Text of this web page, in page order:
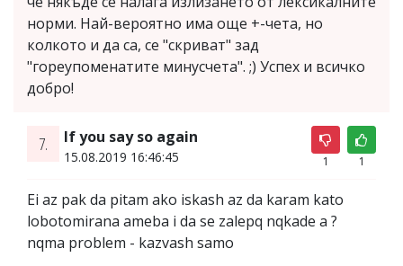
норми. Най-вероятно има още +-чета, но
колкото и да са, се "скриват" зад
"гореупоменатите минусчета". ;) Успех и всичко
добро!
7. If you say so again
15.08.2019 16:46:45 1 1
Ei az pak da pitam ako iskash az da karam kato
lobotomirana ameba i da se zalepq nqkade a ?
nqma problem - kazvash samo